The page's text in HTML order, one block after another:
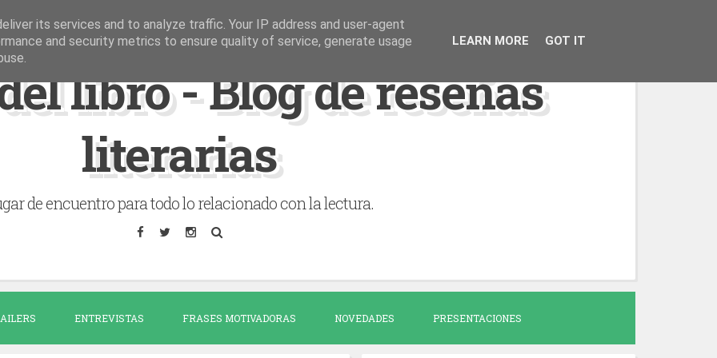
libro - Blog de reseñas
literarias
de encuentro para todo lo relacionado con la lectura.
ENTREVISTAS FRASES MOTIVADORAS NOVEDADES PRESENTACIONES
its services and to analyze traffic. Your IP address and user-agent
and security metrics to ensure quality of service, generate usage
LEARN MORE GOT IT